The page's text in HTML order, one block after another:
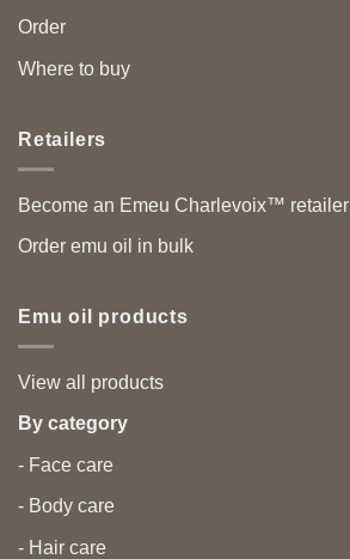
Order
Where to buy
Retailers
Become an Emeu Charlevoix™ retailer
Order emu oil in bulk
Emu oil products
View all products
By category
- Face care
- Body care
- Hair care